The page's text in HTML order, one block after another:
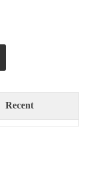
Recent